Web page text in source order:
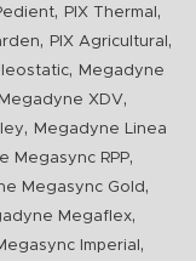
, PIX Thermal ,
, PIX Agricultural ,
,
Megadyne
Megadyne XDV,
,
Megadyne Linea
Megasync RPP,
Megasync Gold ,
Megaflex,
Imperial ,